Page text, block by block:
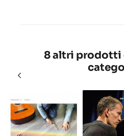
8 altri prodotti